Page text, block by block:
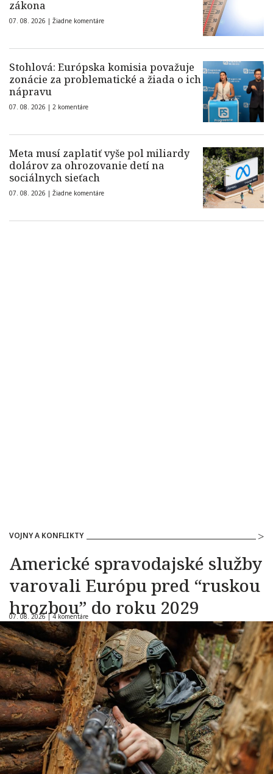
zákona
07. 08. 2026 | Žiadne komentáre
Stohlová: Európska komisia považuje
zonácie za problematické a žiada o ich
nápravu
07. 08. 2026 | 2 komentáre
Meta musí zaplatiť vyše pol miliardy
dolárov za ohrozovanie detí na
sociálnych sieťach
07. 08. 2026 | Žiadne komentáre
VOJNY A KONFLIKTY
Americké spravodajské služby
varovali Európu pred “ruskou
hrozbou” do roku 2029
07. 08. 2026 |4 komentáre